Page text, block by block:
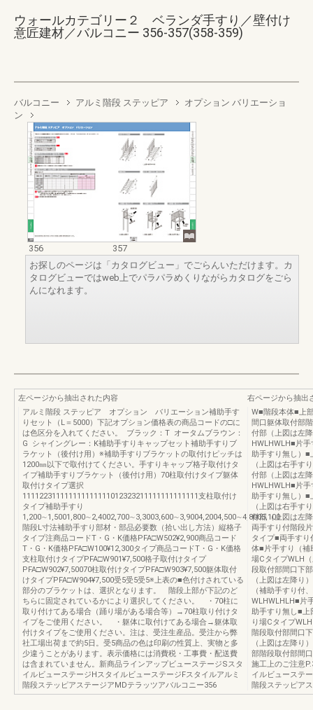
ウォールカテゴリー２ ベランダ手すり／壁付け
意匠建材／バルコニー 356-357(358-359)
バルコニー アルミ階段 ステッピア
オプション バリエーショ
ン
356
357
お探しのページは「カタログビュー」でごらんいただけます。カ
タログビューではweb上でパラパラめくりながらカタログをごら
んになれます。
左ページから抽出された内容
アルミ階段 ステッピア オプション バリエーション補助手す
りセット（L＝5000）下記オプション価格表の商品コードの□に
は色区分を入れてください。 ブラック：T オータムブラウン：
G シャイングレー：K補助手すりキャップセット補助手すりブ
ラケット（後付け用）※補助手すりブラケットの取付けピッチは
1200㎜以下で取付けてください。手すりキャップ格子取付けタ
イプ補助手すりブラケット（後付け用）70柱取付けタイプ躯体
取付けタイプ選択
111122311111111111111012323211111111111111支柱取付け
タイプ補助手すり
1,200∼1,5001,800∼2,4002,700∼3,3003,600∼3,9004,2004,500∼4,8005,100
階段L寸法補助手すり部材・部品必要数（拾い出し方法）縦格子
タイプ注商品コードT・G・K価格PFA□W502¥2,900商品コード
T・G・K価格PFA□W100¥12,300タイプ商品コードT・G・K価格
支柱取付けタイプPFA□W901¥7,500格子取付けタイプ
PFA□W902¥7,50070柱取付けタイプPFA□W903¥7,500躯体取付
けタイプPFA□W904¥7,500受5受5受5※上表の■色付けされている
部分のブラケットは、選択となります。 階段上部が下記のど
ちらに固定されているかにより選択してください。 ・70柱に
取り付けてある場合（踊り場がある場合等）→70柱取り付けタ
イプをご使用ください。 ・躯体に取付けてある場合→躯体取
付けタイプをご使用ください。注は、受注生産品。受注から弊
社工場出荷まで約5日。受5商品の色は印刷の性質上、実物と多
少違うことがあります。表示価格には消費税・工事費・配送費
は含まれていません。新商品ラインアップビューステージSスタ
イルビューステージHスタイルビューステージFスタイルアルミ
階段ステッピアステージアMDテラッツアバルコニー356
右ページから抽出
W■階段本体■上
間口躯体取付部
付部（上図は左
HWLHWLH■片
助手すり無し）■
（上図は右手す
付部（上図は左
HWLHWLH■片
助手すり無し）■
（上図は右手す
付部（上図は左
両手すり付階段
タイプ■両手す
体■片手すり（補
場CタイプWLH
段取付部間口下
（上図は左降り
（補助手すり付
WLHWLHLH■片
助手すり無し■上
り場Cタイプ
階段取付部間口
（上図は左降り
部階段取付部間
施工上のご注意
イルビューステ
階段ステッピア